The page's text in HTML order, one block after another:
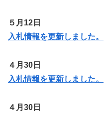
５月12日
入札情報を更新しました。
４月30日
入札情報を更新しました。
４月30日